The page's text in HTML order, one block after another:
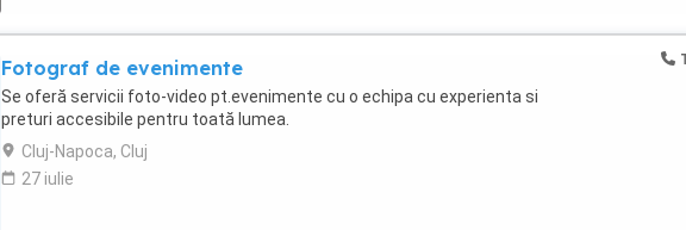
Fotograf de evenimente
Se oferă servicii foto-video pt.evenimente cu o echipa cu experienta si
preturi accesibile pentru toată lumea.
Cluj-Napoca, Cluj
27 iulie